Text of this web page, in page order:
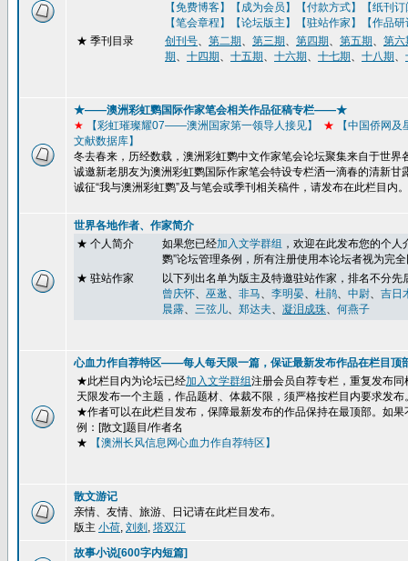
【免费博客】
【成为会员】【付款方式】【纸刊
【笔会章程】
【论坛版主】 【驻站作家】
【作品
★ 季刊目录 创刊号、 第二期、 第三期、 第四期、 第五期、 第六
期、 十四期、 十五期、 十六期、 十七期、 十八期、
★——澳洲彩虹鹦国际作家笔会相关作品征稿专栏——★
★
【彩虹璀璨耀07——澳洲国家第一领导人接见】 ★ 【中国侨网及
文献数据库】
冬去春来，历经数载，澳洲彩虹鹦中文作家笔会论坛聚集来自于世界
诚邀新老朋友为澳洲彩虹鹦国际作家笔会特设专栏洒一滴春的清新
诚征“我与澳洲彩虹鹦”及与笔会或季刊 相关稿件，请发布在此栏目内
世界各地作者、作家简介
★ 个人简介
如果您已经加入文学群组 ， 欢迎在此发布您的个人
鹦”论坛管理条例，所有注册使用本论坛者视为完
★ 驻站作家
以下列出名单为版主及特邀驻站作家，排名不分先
曾庆怀、 巫逖、 非马、 李明晏、 杜鹃、 中尉、 吉日
晨露、 三弦儿、 郑达夫、 凝泪成珠、 何燕子
心血力作自荐特区——每人每天限一篇，保证最新发布作品在栏目顶
★此栏目内为论坛已经加入文学群组注册会员自荐专栏，重复发布
天限发布一个主题，作品题材、体裁不限，须严格按栏目内要求发布
★作者可以在此栏目发布，保障最新发布的作品保持在最顶部。如
例：[散文]题目/作者名
★ 【澳洲长风信息网心血力作自荐特区】
散文游记
亲情、友情、旅游、日记请在此栏目发布。
版主 小荷, 刘剡 , 塔双江
故事小说[600字内短篇]